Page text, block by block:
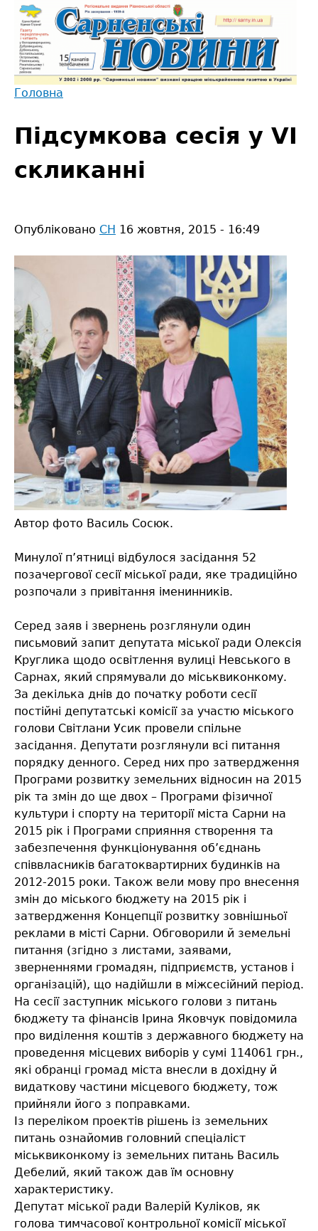
Jump
navigation
є
тут
Головна
to
top
Підсумкова сесія у VI
скликанні
Опубліковано СН 16 жовтня, 2015 - 16:49
Автор фото Василь Сосюк.
Минулої п’ятниці відбулося засідання 52
позачергової сесії міської ради, яке традиційно
розпочали з привітання іменинників.
Серед заяв і звернень розглянули один
письмовий запит депутата міської ради Олексія
Круглика щодо освітлення вулиці Невського в
Сарнах, який спрямували до міськвиконкому.
За декілька днів до початку роботи сесії
постійні депутатські комісії за участю міського
голови Світлани Усик провели спільне
засідання. Депутати розглянули всі питання
порядку денного. Серед них про затвердження
Програми розвитку земельних відносин на 2015
рік та змін до ще двох – Програми фізичної
культури і спорту на території міста Сарни на
2015 рік і Програми сприяння створення та
забезпечення функціонування об’єднань
співвласників багатоквартирних будинків на
2012-2015 роки. Також вели мову про внесення
змін до міського бюджету на 2015 рік і
затвердження Концепції розвитку зовнішньої
реклами в місті Сарни. Обговорили й земельні
питання (згідно з листами, заявами,
зверненнями громадян, підприємств, установ і
організацій), що надійшли в міжсесійний період.
На сесії заступник міського голови з питань
бюджету та фінансів Ірина Яковчук повідомила
про виділення коштів з державного бюджету на
проведення місцевих виборів у сумі 114061 грн.,
які обранці громад міста внесли в дохідну й
видаткову частини місцевого бюджету, тож
прийняли його з поправками.
Із переліком проектів рішень із земельних
питань ознайомив головний спеціаліст
міськвиконкому із земельних питань Василь
Дебелий, який також дав їм основну
характеристику.
Депутат міської ради Валерій Куліков, як
голова тимчасової контрольної комісії міської